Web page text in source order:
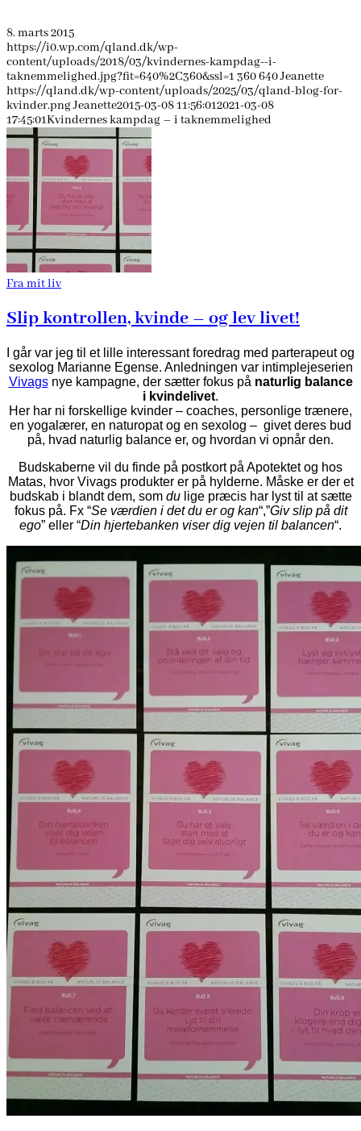
8. marts 2015
https://i0.wp.com/qland.dk/wp-
content/uploads/2018/03/kvindernes-kampdag--i-
taknemmelighed.jpg?fit=640%2C360&ssl=1 360640Jeanette
https://qland.dk/wp-content/uploads/2025/03/qland-blog-for-
kvinder.pngJeanette2015-03-08 11:56:012021-03-08
17:45:01Kvindernes kampdag – i taknemmelighed
Fra mit liv
Slip kontrollen, kvinde – og lev livet!
I går var jeg til et lille interessant foredrag med parterapeut og
sexolog Marianne Egense. Anledningen var intimplejeserien
Vivagsnye kampagne, der sætter fokus på naturlig balance
i kvindelivet.
Her har ni forskellige kvinder – coaches, personlige trænere,
en yogalærer, en naturopat og en sexolog – givet deres bud
på, hvad naturlig balance er, og hvordan vi opnår den.
Budskaberne vil du finde på postkort på Apotektet og hos
Matas, hvor Vivags produkter er på hylderne. Måske er der et
budskab i blandt dem, som dulige præcis har lyst til at sætte
fokus på. Fx “Se værdien i det du er og kan“,”Giv slip på dit
ego” eller “Din hjertebanken viser dig vejen til balancen“.